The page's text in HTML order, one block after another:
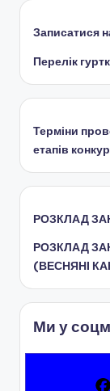
р
а
д
и
Записатися
Перелік
Терміни
етапів
РОЗКЛАД
РОЗКЛАД
(ВЕСНЯНІ
Ми у